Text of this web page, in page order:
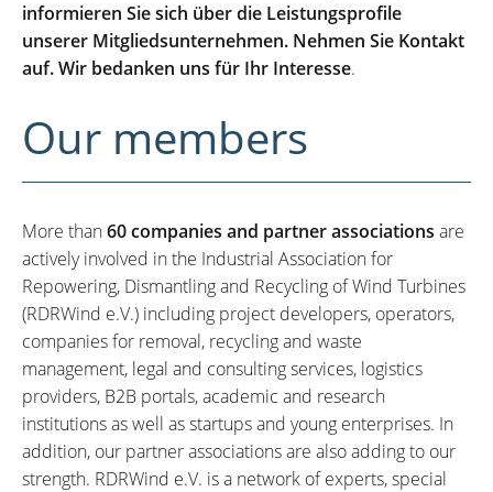
informieren Sie sich über die Leistungsprofile
unserer Mitgliedsunternehmen. Nehmen Sie Kontakt
auf. Wir bedanken uns für Ihr Interesse.
Our members
More than60 companies and partner associations are
actively involved in the Industrial Association for
Repowering, Dismantling and Recycling of Wind Turbines
(RDRWind e.V.) including project developers, operators,
companies for removal, recycling and waste
management, legal and consulting services, logistics
providers, B2B portals, academic and research
institutions as well as startups and young enterprises. In
addition, our partner associations are also adding to our
strength. RDRWind e.V. is a network of experts, special